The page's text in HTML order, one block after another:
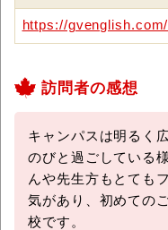
https://
訪問者の感想
キャンパスは明るく
のびと過ごしている
んや先生方もとても
気があり、初めての
校です。